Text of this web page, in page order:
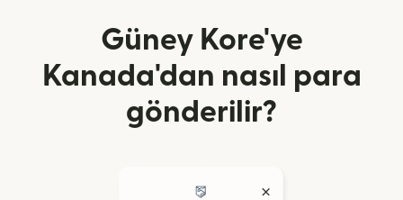
Güney Kore'ye
Kanada'dan nasıl para
gönderilir?